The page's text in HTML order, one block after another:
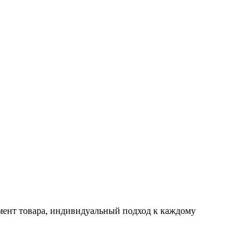
товара, индивидуальный подход к каждому